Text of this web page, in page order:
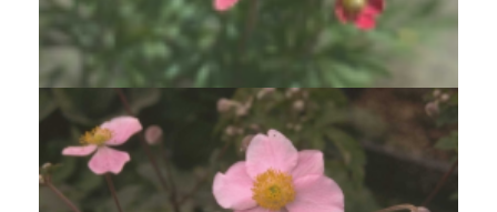
Anemoon
Anemone x lesseri